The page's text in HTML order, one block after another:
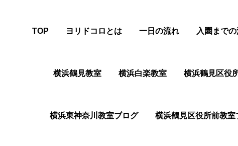
TOP ヨリドコロとは 一日の流れ 入園まで
横浜鶴見教室 横浜白楽教室 横浜鶴⾒区役
横浜東神奈川教室ブログ 横浜鶴⾒区役所前教室